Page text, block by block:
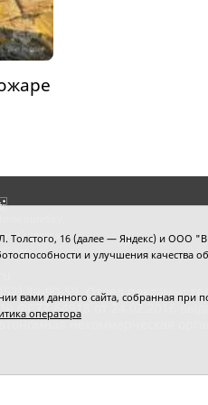
текст и
39-90-59. Отдел рекламы:
ФС77-64918 от 24.02.2016
некоммерческая
Толстого, 16 (далее — Яндекс) и ООО
и улучшения качества
вами данного сайта, собранная при
оператора